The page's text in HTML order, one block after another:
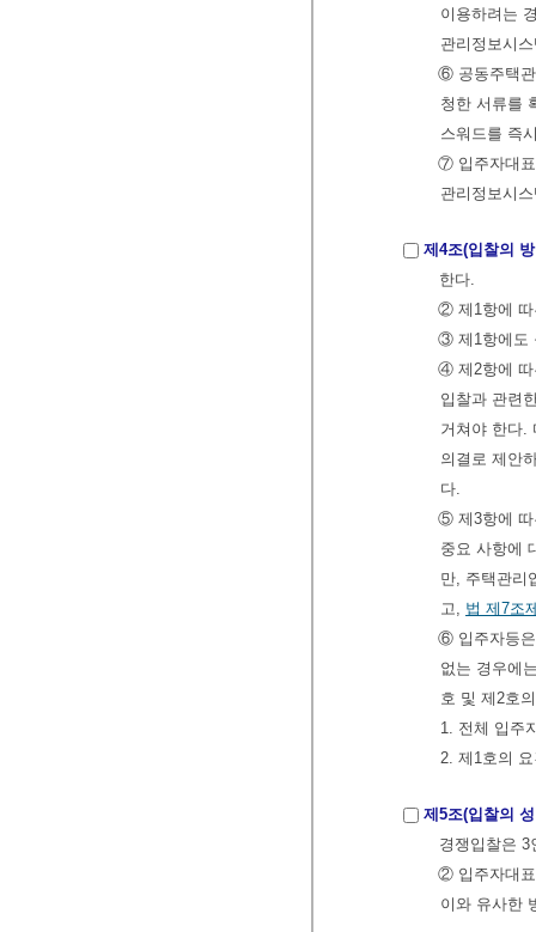
이용하려는
관리정보시
⑥ 공동주택관
청한 서류를
스워드를 즉
⑦ 입주자대
관리정보시
제4조(입찰의
한다.
② 제1항에 따
③ 제1항에도
④ 제2항에 따
입찰과 관련
거쳐야 한다.
의결로 제안
다.
⑤ 제3항에 따
중요 사항에
만, 주택관리
고, 법 제7조
⑥ 입주자등은
없는 경우에
호 및 제2호
1. 전체 입주
2. 제1호의
제5조(입찰의
경쟁입찰은
② 입주자대표
이와 유사한